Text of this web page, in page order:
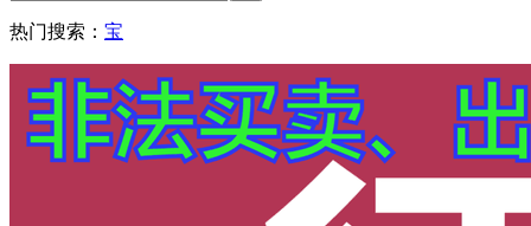
热门搜索： 宝